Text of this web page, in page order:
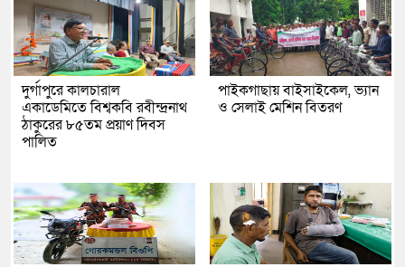
দুর্গাপুরে কালচারাল
একাডেমিতে বিশ্বকবি রবীন্দ্রনাথ
ঠাকুরের ৮৫তম প্রয়াণ দিবস
পালিত
পাইকগাছায় বাইসাইকেল, ভ্যান
ও সেলাই মেশিন বিতরণ